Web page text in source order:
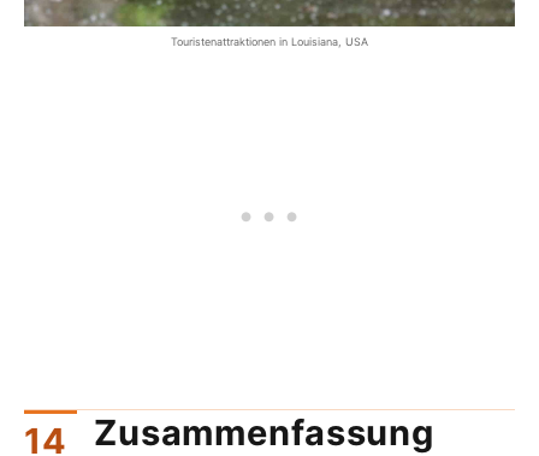
Touristenattraktionen in Louisiana, USA
Zusammenfassung